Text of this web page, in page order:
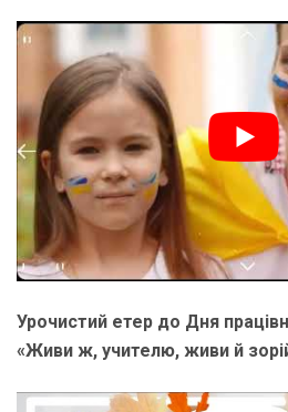
Урочистий етер до Дня
«Живи ж, учителю, живи й